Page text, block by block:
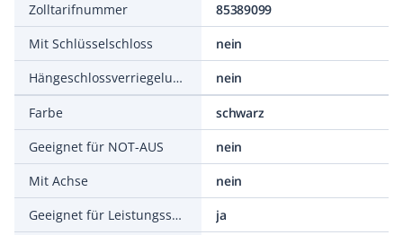
Zolltarifnummer
85389099
Mit Schlüsselschloss
nein
Hängeschlossverriegelung
nein
Farbe
schwarz
Geeignet für NOT-AUS
nein
Mit Achse
nein
Geeignet für Leistungsschalter
ja